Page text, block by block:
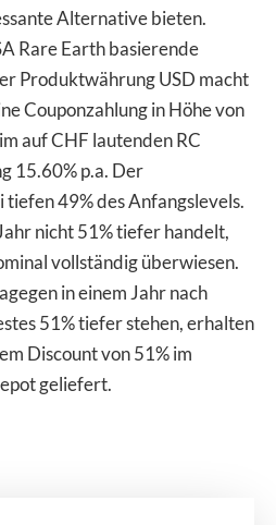
Alternative bieten.
Rare Earth basierende
Produktwährung USD macht
Couponzahlung in Höhe von
auf CHF lautenden RC
15.60% p.a. Der
49% des Anfangslevels.
nicht 51% tiefer handelt,
vollständig überwiesen.
in einem Jahr nach
51% tiefer stehen, erhalten
Discount von 51% im
geliefert.